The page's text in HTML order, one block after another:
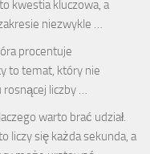
kwestia kluczowa, a
niezwykle …
procentuje
to temat, który nie
rosnącej liczby …
warto brać udział.
liczy się każda sekunda, a